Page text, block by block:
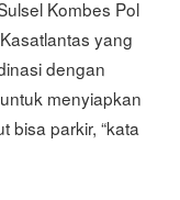
Kombes Pol
yang
dengan
menyiapkan
bisa parkir, “kata